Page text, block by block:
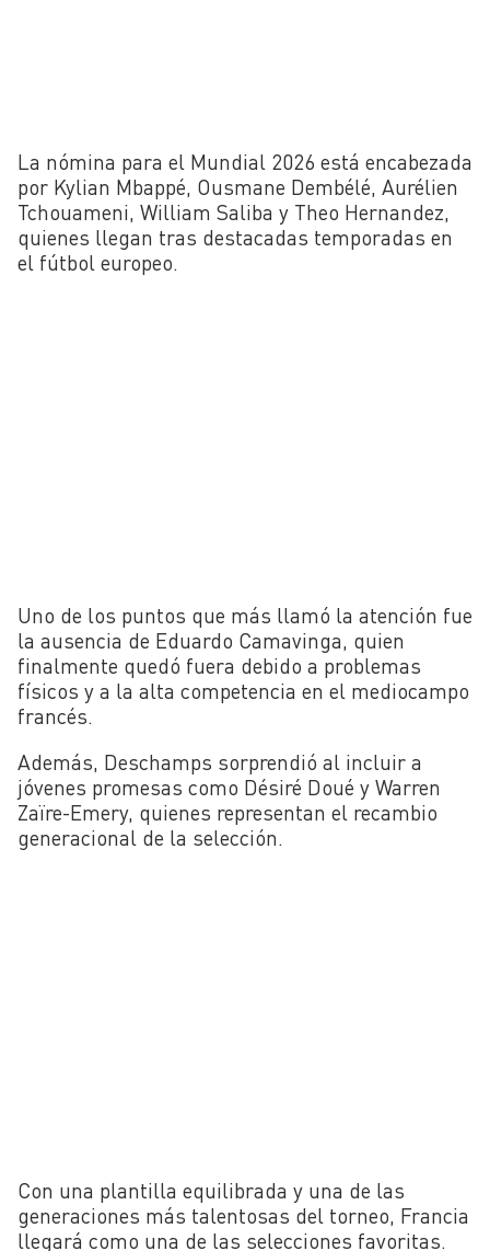
La nómina para el Mundial 2026 está encabezada
por Kylian Mbappé, Ousmane Dembélé, Aurélien
Tchouameni, William Saliba y Theo Hernandez,
quienes llegan tras destacadas temporadas en
el fútbol europeo.
Uno de los puntos que más llamó la atención fue
la ausencia de Eduardo Camavinga, quien
finalmente quedó fuera debido a problemas
físicos y a la alta competencia en el mediocampo
francés.
Además, Deschamps sorprendió al incluir a
jóvenes promesas como Désiré Doué y Warren
Zaïre-Emery, quienes representan el recambio
generacional de la selección.
Con una plantilla equilibrada y una de las
generaciones más talentosas del torneo, Francia
llegará como una de las selecciones favoritas.